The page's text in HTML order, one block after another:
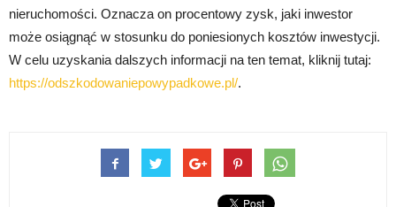
nieruchomości. Oznacza on procentowy zysk, jaki inwestor
może osiągnąć w stosunku do poniesionych kosztów inwestycji.
W celu uzyskania dalszych informacji na ten temat, kliknij tutaj:
https://odszkodowaniepowypadkowe.pl/.